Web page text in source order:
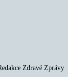
Zdravé Zprávy